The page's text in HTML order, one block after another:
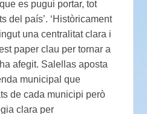
es pugui portar, tot
del país’. ‘Històricament
una centralitat clara i
paper clau per tornar a
afegit. Salellas aposta
municipal que
de cada municipi però
clara per